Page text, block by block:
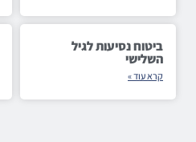
ביטוח נסיעות לגיל
השלישי
קרא עוד »